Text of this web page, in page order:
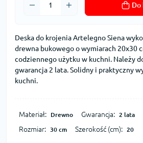
Do
Deska do krojenia Artelegno Siena
drewna bukowego o wymiarach 20x30
codziennego użytku w kuchni. Należy
gwarancja 2 lata. Solidny i praktyczny
kuchni.
Materiał: Drewno Gwarancja: 2 lata
Rozmiar: 30 cm Szerokość (cm): 20